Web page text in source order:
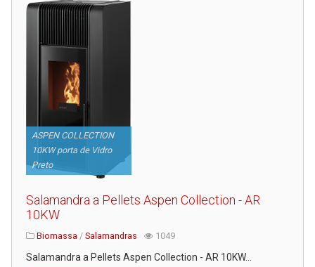
ASPEN COLLECTION
10KW porta de Vidro
Preto
Salamandra a Pellets Aspen Collection - AR
10KW
Biomassa/ Salamandras 1049
Salamandra a Pellets Aspen Collection - AR 10KW...